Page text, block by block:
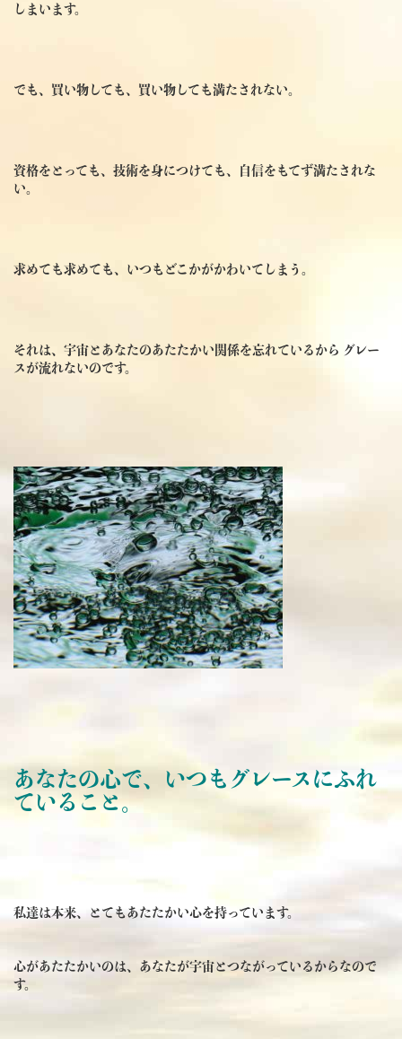
しまいます。
でも、買い物しても、買い物しても満たされない。
資格をとっても、技術を身につけても、自信をもてず満たされな
い。
求めても求めても、いつもどこかがかわいてしまう。
それは、宇宙とあなたのあたたかい関係を忘れているから グレー
スが流れないのです。
あなたの心で、いつもグレースにふれ
ていること。
私達は本来、とてもあたたかい心を持っています。
心があたたかいのは、あなたが宇宙とつながっているからなので
す。